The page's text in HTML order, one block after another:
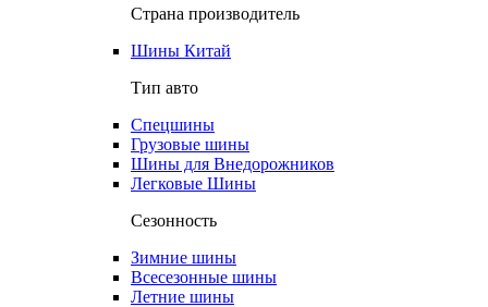
Страна производитель
Шины Китай
Тип авто
Спецшины
Грузовые шины
Шины для Внедорожников
Легковые Шины
Сезонность
Зимние шины
Всесезонные шины
Летние шины